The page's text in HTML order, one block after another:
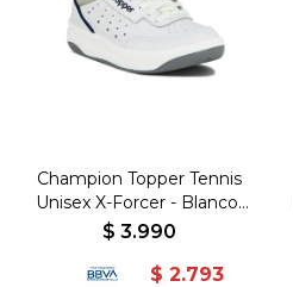
Champion Topper Tennis
Unisex X-Forcer - Blanco-
Gris
$ 3.990
$ 2.793